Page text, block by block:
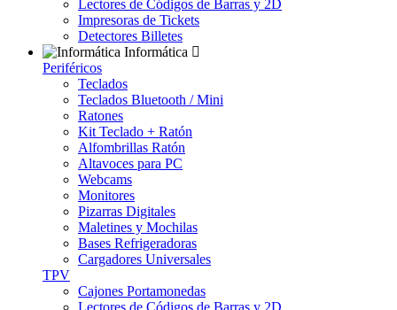
Lectores de Códigos de Barras y 2D
Impresoras de Tickets
Detectores Billetes
Informática
Periféricos
Teclados
Teclados Bluetooth / Mini
Ratones
Kit Teclado + Ratón
Alfombrillas Ratón
Altavoces para PC
Webcams
Monitores
Pizarras Digitales
Maletines y Mochilas
Bases Refrigeradoras
Cargadores Universales
TPV
Cajones Portamonedas
Lectores de Códigos de Barras y 2D